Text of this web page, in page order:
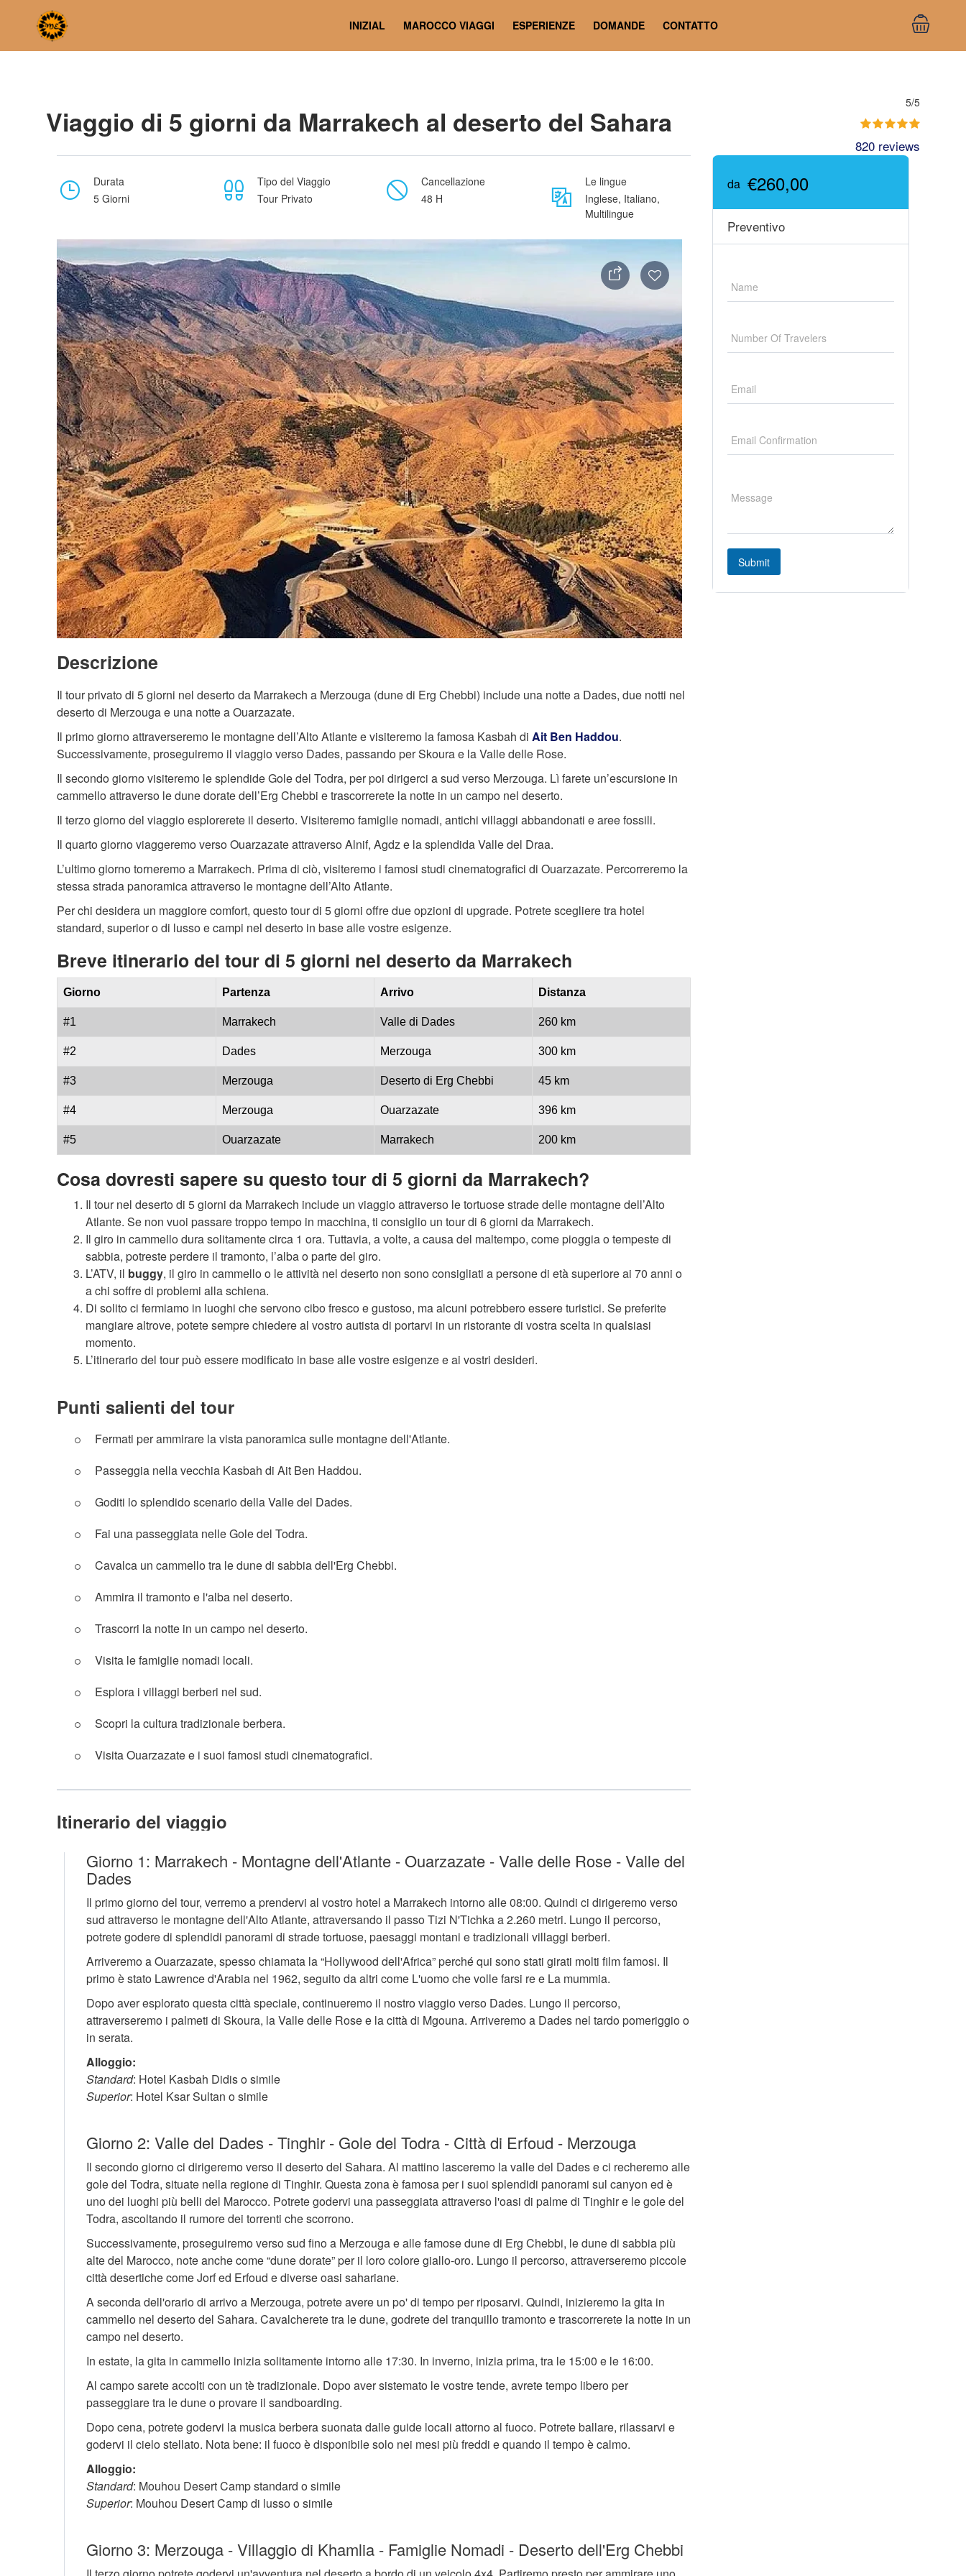
INIZIAL MAROCCO VIAGGI ESPERIENZE DOMANDE CONTATTO
Home
Viaggio di 5 giorni da Marrakech al deserto del Sahara
5/5
820 reviews
Durata
5 Giorni
Tipo del Viaggio
Tour Privato
Cancellazione
48 H
Le lingue
Inglese, Italiano,
Multilingue
Descrizione
Il tour privato di 5 giorni nel deserto da Marrakech a Merzouga (dune di Erg Chebbi) include una notte a Dades, due notti nel
deserto di Merzouga e una notte a Ouarzazate.
Il primo giorno attraverseremo le montagne dell’Alto Atlante e visiteremo la famosa Kasbah di Ait Ben Haddou.
Successivamente, proseguiremo il viaggio verso Dades, passando per Skoura e la Valle delle Rose.
Il secondo giorno visiteremo le splendide Gole del Todra, per poi dirigerci a sud verso Merzouga. Lì farete un’escursione in
cammello attraverso le dune dorate dell’Erg Chebbi e trascorrerete la notte in un campo nel deserto.
Il terzo giorno del viaggio esplorerete il deserto. Visiteremo famiglie nomadi, antichi villaggi abbandonati e aree fossili.
Il quarto giorno viaggeremo verso Ouarzazate attraverso Alnif, Agdz e la splendida Valle del Draa.
L’ultimo giorno torneremo a Marrakech. Prima di ciò, visiteremo i famosi studi cinematografici di Ouarzazate. Percorreremo la
stessa strada panoramica attraverso le montagne dell’Alto Atlante.
Per chi desidera un maggiore comfort, questo tour di 5 giorni offre due opzioni di upgrade. Potrete scegliere tra hotel
standard, superior o di lusso e campi nel deserto in base alle vostre esigenze.
Breve itinerario del tour di 5 giorni nel deserto da Marrakech
Giorno Partenza Arrivo Distanza
#1 Marrakech Valle di Dades 260 km
#2 Dades Merzouga 300 km
#3 Merzouga Deserto di Erg Chebbi 45 km
#4 Merzouga Ouarzazate 396 km
#5 Ouarzazate Marrakech 200 km
Cosa dovresti sapere su questo tour di 5 giorni da Marrakech?
Il tour nel deserto di 5 giorni da Marrakech include un viaggio attraverso le tortuose strade delle montagne dell’Alto
Atlante. Se non vuoi passare troppo tempo in macchina, ti consiglio un tour di 6 giorni da Marrakech.
Il giro in cammello dura solitamente circa 1 ora. Tuttavia, a volte, a causa del maltempo, come pioggia o tempeste di
sabbia, potreste perdere il tramonto, l’alba o parte del giro.
L’ATV, il buggy, il giro in cammello o le attività nel deserto non sono consigliati a persone di età superiore ai 70 anni o
a chi soffre di problemi alla schiena.
Di solito ci fermiamo in luoghi che servono cibo fresco e gustoso, ma alcuni potrebbero essere turistici. Se preferite
mangiare altrove, potete sempre chiedere al vostro autista di portarvi in un ristorante di vostra scelta in qualsiasi
momento.
L’itinerario del tour può essere modificato in base alle vostre esigenze e ai vostri desideri.
Punti salienti del tour
Fermati per ammirare la vista panoramica sulle montagne dell'Atlante.
Passeggia nella vecchia Kasbah di Ait Ben Haddou.
Goditi lo splendido scenario della Valle del Dades.
Fai una passeggiata nelle Gole del Todra.
Cavalca un cammello tra le dune di sabbia dell'Erg Chebbi.
Ammira il tramonto e l'alba nel deserto.
Trascorri la notte in un campo nel deserto.
Visita le famiglie nomadi locali.
Esplora i villaggi berberi nel sud.
Scopri la cultura tradizionale berbera.
Visita Ouarzazate e i suoi famosi studi cinematografici.
Itinerario del viaggio
Giorno 1: Marrakech - Montagne dell'Atlante - Ouarzazate - Valle delle Rose - Valle del
Dades
Il primo giorno del tour, verremo a prendervi al vostro hotel a Marrakech intorno alle 08:00. Quindi ci dirigeremo verso
sud attraverso le montagne dell'Alto Atlante, attraversando il passo Tizi N'Tichka a 2.260 metri. Lungo il percorso,
potrete godere di splendidi panorami di strade tortuose, paesaggi montani e tradizionali villaggi berberi.
Arriveremo a Ouarzazate, spesso chiamata la “Hollywood dell'Africa” perché qui sono stati girati molti film famosi. Il
primo è stato Lawrence d'Arabia nel 1962, seguito da altri come L'uomo che volle farsi re e La mummia.
Dopo aver esplorato questa città speciale, continueremo il nostro viaggio verso Dades. Lungo il percorso,
attraverseremo i palmeti di Skoura, la Valle delle Rose e la città di Mgouna. Arriveremo a Dades nel tardo pomeriggio o
in serata.
Alloggio:
Standard: Hotel Kasbah Didis o simile
Superior: Hotel Ksar Sultan o simile
Giorno 2: Valle del Dades - Tinghir - Gole del Todra - Città di Erfoud - Merzouga
Il secondo giorno ci dirigeremo verso il deserto del Sahara. Al mattino lasceremo la valle del Dades e ci recheremo alle
gole del Todra, situate nella regione di Tinghir. Questa zona è famosa per i suoi splendidi panorami sul canyon ed è
uno dei luoghi più belli del Marocco. Potrete godervi una passeggiata attraverso l'oasi di palme di Tinghir e le gole del
Todra, ascoltando il rumore dei torrenti che scorrono.
Successivamente, proseguiremo verso sud fino a Merzouga e alle famose dune di Erg Chebbi, le dune di sabbia più
alte del Marocco, note anche come “dune dorate” per il loro colore giallo-oro. Lungo il percorso, attraverseremo piccole
città desertiche come Jorf ed Erfoud e diverse oasi sahariane.
A seconda dell'orario di arrivo a Merzouga, potrete avere un po' di tempo per riposarvi. Quindi, inizieremo la gita in
cammello nel deserto del Sahara. Cavalcherete tra le dune, godrete del tranquillo tramonto e trascorrerete la notte in un
campo nel deserto.
In estate, la gita in cammello inizia solitamente intorno alle 17:30. In inverno, inizia prima, tra le 15:00 e le 16:00.
Al campo sarete accolti con un tè tradizionale. Dopo aver sistemato le vostre tende, avrete tempo libero per
passeggiare tra le dune o provare il sandboarding.
Dopo cena, potrete godervi la musica berbera suonata dalle guide locali attorno al fuoco. Potrete ballare, rilassarvi e
godervi il cielo stellato. Nota bene: il fuoco è disponibile solo nei mesi più freddi e quando il tempo è calmo.
Alloggio:
Standard: Mouhou Desert Camp standard o simile
Superior: Mouhou Desert Camp di lusso o simile
Giorno 3: Merzouga - Villaggio di Khamlia - Famiglie Nomadi - Deserto dell'Erg Chebbi
da €260,00
Preventivo
Submit